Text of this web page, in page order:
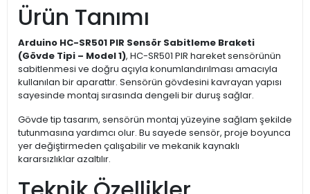
Ürün Tanımı
Arduino HC-SR501 PIR Sensör Sabitleme Braketi
(Gövde Tipi – Model 1), HC-SR501 PIR hareket sensörünün
sabitlenmesi ve doğru açıyla konumlandırılması amacıyla
kullanılan bir aparattır. Sensörün gövdesini kavrayan yapısı
sayesinde montaj sırasında dengeli bir duruş sağlar.
Gövde tip tasarım, sensörün montaj yüzeyine sağlam şekilde
tutunmasına yardımcı olur. Bu sayede sensör, proje boyunca
yer değiştirmeden çalışabilir ve mekanik kaynaklı
kararsızlıklar azaltılır.